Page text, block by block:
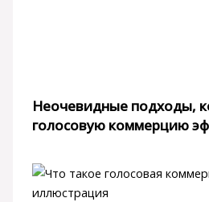
Неочевидные подходы,
голосовую коммерцию